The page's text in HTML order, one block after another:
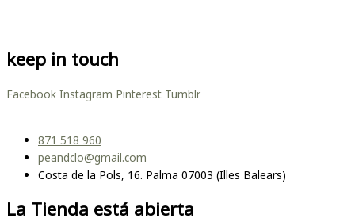
keep in touch
Facebook Instagram Pinterest Tumblr
871 518 960
peandclo@gmail.com
Costa de la Pols, 16. Palma 07003 (Illes Balears)
La Tienda está abierta